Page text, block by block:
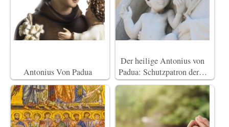
Antonius Von Padua
Der heilige Antonius von
Padua: Schutzpatron der…